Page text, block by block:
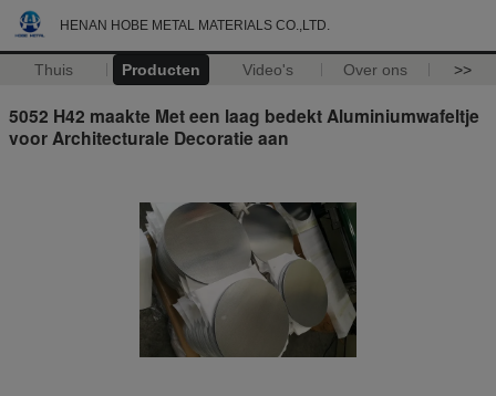
HENAN HOBE METAL MATERIALS CO.,LTD.
Thuis Producten Video's Over ons >>
5052 H42 maakte Met een laag bedekt Aluminiumwafeltje
voor Architecturale Decoratie aan